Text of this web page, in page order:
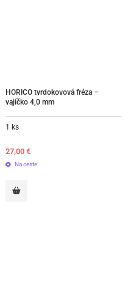
HORICO tvrdokovová fréza –
vajíčko 4,0 mm
1 ks
27,00 €
Na ceste